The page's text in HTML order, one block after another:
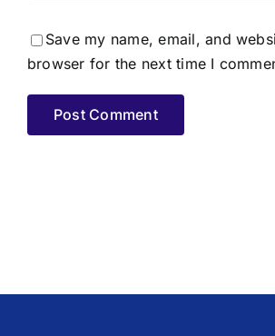
Save my name, email, and
browser for the next time I